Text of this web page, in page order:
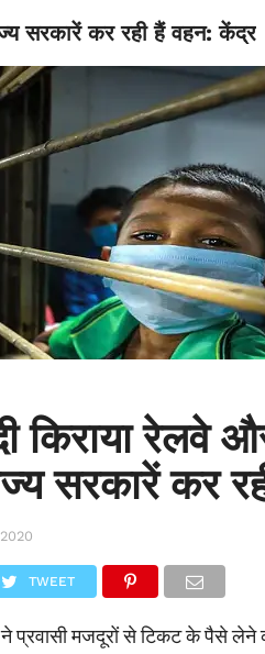
NATIONAL SPORTS
सरकारें कर रही हैं वहन: केंद्र
किराया रेलवे
सरकारें कर
TWEET
प्रवासी मजदूरों से टिकट के पैसे लेने